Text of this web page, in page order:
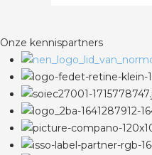
Onze kennispartners